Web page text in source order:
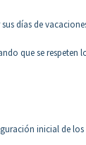
días de
que se
inicial de